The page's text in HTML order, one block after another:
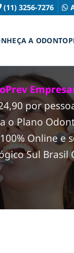
(11) 3256-7276
A
por
o Plano
Online e
Sul